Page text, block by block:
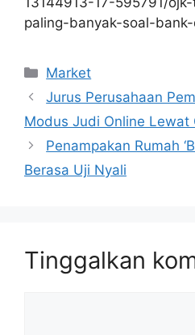
paling-banyak-soal-
Kategori
Market
Jurus Perusahaan
Modus Judi Online Lewat
Penampakan Rumah
Berasa Uji Nyali
Tinggalkan